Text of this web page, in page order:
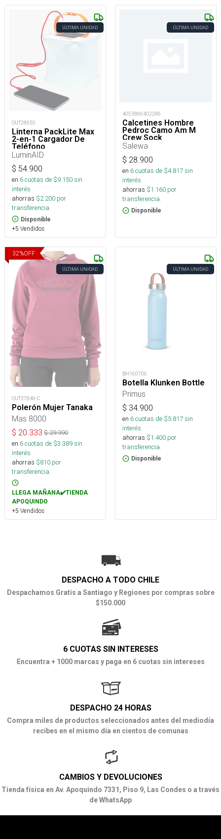
ÚLTIMA UNIDAD
OUT28650
Linterna PackLite Max
2-en-1 Cargador De
Teléfono
LuminAID
$ 54.900
en 6cuotas de $9.150sin
interés
ahorras $2.200 por
transferencia.
Disponible
+5 Vendidos
ÚLTIMA UNIDAD
4053866402286
Calcetines Hombre
Pedroc Camo Am M
Crew Sock
Salewa
$ 28.900
en 6cuotas de $4.817sin
interés
ahorras $1.160 por
transferencia.
Disponible
32%OFF
ÚLTIMA UNIDAD
OUT37846-C
Polerón Mujer Tanaka
Mas 8000
$ 20.333 $29.990
en 6cuotas de $3.389sin
interés
ahorras $810 por
transferencia.
LLEGA MAÑANA✔️TIENDA
APOQUINDO
+5 Vendidos
ÚLTIMA UNIDAD
BH160706
Botella Klunken Bottle
Primus
$ 34.900
en 6cuotas de $5.817sin
interés
ahorras $1.400 por
transferencia.
Disponible
DESPACHO A TODO CHILE
Despachamos Gratis a Santiago y Regiones por compras sobre
$150.000
6 CUOTAS SIN INTERESES
Encuentra + 1000 marcas y paga en 6 cuotas sin intereses
DESPACHO 24 HORAS
Compra miles de productos seleccionados antes del mediodía
recibes en el mismo día en cientos de comunas
CAMBIOS Y DEVOLUCIONES
Tienda física en Av. Apoquindo 7331, Piso 9, Las Condes o a través
de WhatsApp